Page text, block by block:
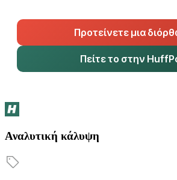
Προτείνετε μια
Πείτε το στην
Αναλυτική κάλυψη